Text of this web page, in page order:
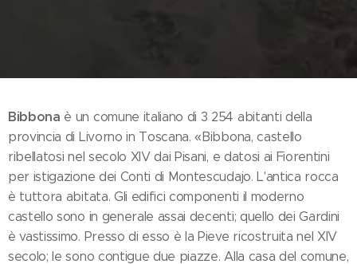
Bibbona è un comune italiano di 3 254 abitanti della
provincia di Livorno in Toscana. «Bibbona, castello
ribellatosi nel secolo XIV dai Pisani, e datosi ai Fiorentini
per istigazione dei Conti di Montescudajo. L'antica rocca
è tuttora abitata. Gli edifici componenti il moderno
castello sono in generale assai decenti; quello dei Gardini
è vastissimo. Presso di esso è la Pieve ricostruita nel XIV
secolo; le sono contigue due piazze. Alla casa del comune,